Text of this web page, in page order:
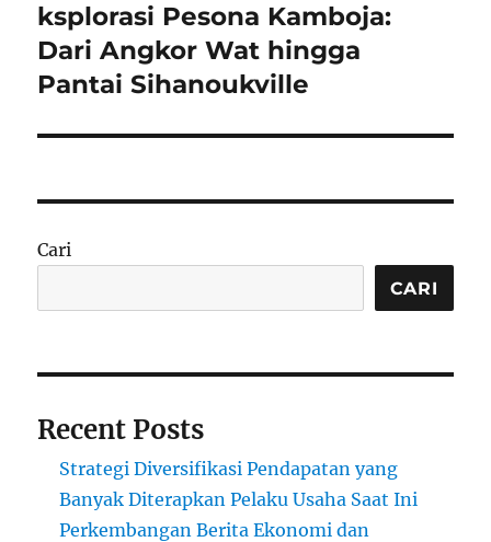
Next
post:
ksplorasi Pesona Kamboja:
Dari Angkor Wat hingga
Pantai Sihanoukville
Cari
CARI
Recent Posts
Strategi Diversifikasi Pendapatan yang
Banyak Diterapkan Pelaku Usaha Saat Ini
Perkembangan Berita Ekonomi dan